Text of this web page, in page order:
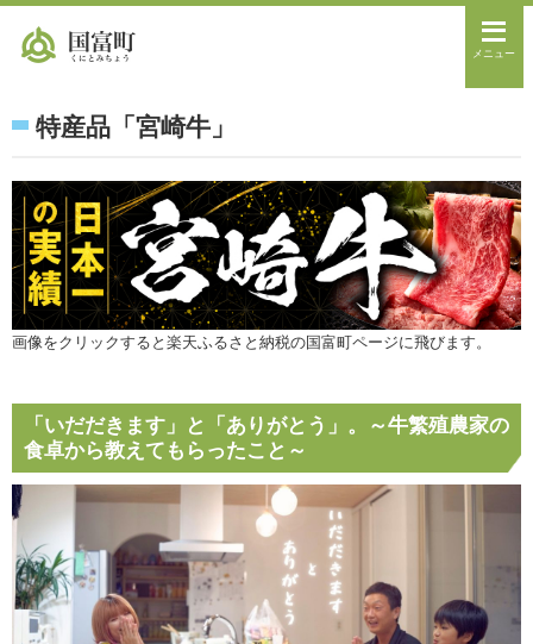
メニュー
特産品「宮崎牛」
画像をクリックすると楽天ふるさと納税の国富町ページに飛びます。
「いだだきます」と「ありがとう」。～牛繁殖農家の
食卓から教えてもらったこと～